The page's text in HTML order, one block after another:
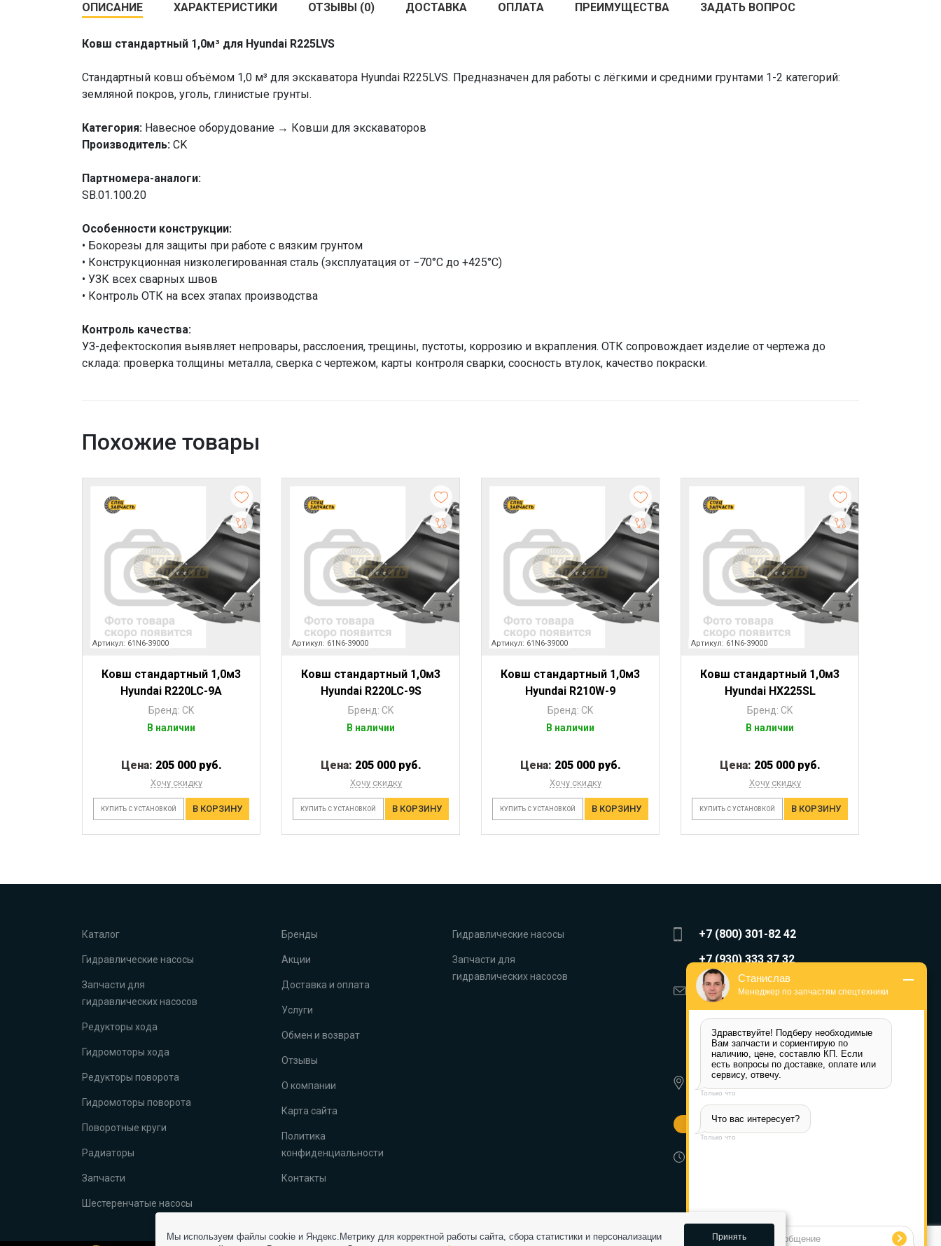
ОПИСАНИЕ ХАРАКТЕРИСТИКИ ОТЗЫВЫ (0) ДОСТАВКА ОПЛАТА ПРЕИМУЩЕСТВА ЗАДАТЬ ВОПРОС
Ковш стандартный 1,0м³ для Hyundai R225LVS
Стандартный ковш объёмом 1,0 м³ для экскаватора Hyundai R225LVS. Предназначен для работы с лёгкими и средними грунтами 1-2 категорий:
земляной покров, уголь, глинистые грунты.
Категория: Навесное оборудование → Ковши для экскаваторов
Производитель: CK
Партномера-аналоги:
SB.01.100.20
Особенности конструкции:
• Бокорезы для защиты при работе с вязким грунтом
• Конструкционная низколегированная сталь (эксплуатация от −70°C до +425°C)
• УЗК всех сварных швов
• Контроль ОТК на всех этапах производства
Контроль качества:
УЗ-дефектоскопия выявляет непровары, расслоения, трещины, пустоты, коррозию и вкрапления. ОТК сопровождает изделие от чертежа до
склада: проверка толщины металла, сверка с чертежом, карты контроля сварки, соосность втулок, качество покраски.
Похожие товары
Артикул: 61N6-39000
Ковш стандартный 1,0м3
Hyundai R220LC-9A
Бренд: CK
В наличии
Цена: 205 000 руб.
Хочу скидку
КУПИТЬ С УСТАНОВКОЙ В КОРЗИНУ
Артикул: 61N6-39000
Ковш стандартный 1,0м3
Hyundai R220LC-9S
Бренд: CK
В наличии
Цена: 205 000 руб.
Хочу скидку
КУПИТЬ С УСТАНОВКОЙ В КОРЗИНУ
Артикул: 61N6-39000
Ковш стандартный 1,0м3
Hyundai R210W-9
Бренд: CK
В наличии
Цена: 205 000 руб.
Хочу скидку
КУПИТЬ С УСТАНОВКОЙ В КОРЗИНУ
Артикул: 61N6-39000
Ковш стандартный 1,0м3
Hyundai HX225SL
Бренд: CK
В наличии
Цена: 205 000 руб.
Хочу скидку
КУПИТЬ С УСТАНОВКОЙ В КОРЗИНУ
Каталог
Гидравлические насосы
Запчасти для
гидравлических насосов
Редукторы хода
Гидромоторы хода
Редукторы поворота
Гидромоторы поворота
Поворотные круги
Радиаторы
Запчасти
Шестеренчатые насосы
Бренды
Акции
Доставка и оплата
Услуги
Обмен и возврат
Отзывы
О компании
Карта сайта
Политика
конфиденциальности
Контакты
Гидравлические насосы
Запчасти для
гидравлических насосов
+7 (800) 301-82 42
+7 (930) 333 37 32
zakaz@reduktor40.ru
reductor-40@mail.ru
reduktora40@mail.ru
119361, г. Москва, пер 2-Й
Очаковский, дом 7, офис помещ.
Другие города
Мы используем файлы cookie и Яндекс.Метрику для корректной работы сайта, сбора статистики и персонализации
Принять
Станислав
Менеджер по запчастям спецтехники
Здравствуйте! Подберу необходимые
Вам запчасти и сориентирую по
наличию, цене, составлю КП. Если
есть вопросы по доставке, оплате или
сервису, отвечу.
Только что
Что вас интересует?
Только что